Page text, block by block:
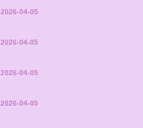
2026-04-05
2026-04-05
2026-04-05
2026-04-05